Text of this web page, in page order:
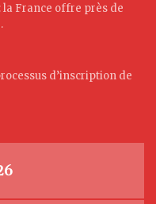
France offre près de
d’inscription de